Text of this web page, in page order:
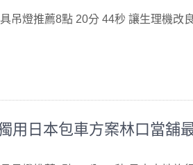
吊燈推薦8點 20分 44秒 讓生理機
用日本包車方案林口當舖